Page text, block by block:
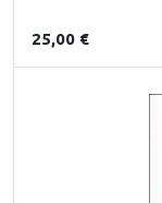
25,00 €